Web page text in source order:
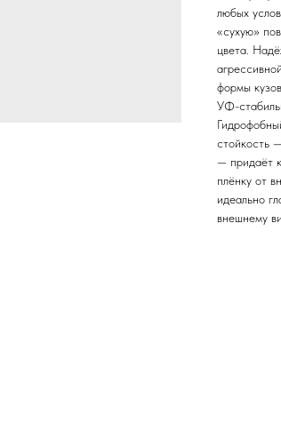
любых
«сухую»
цвета.
формы
УФ-
стойкость
— придаёт
плёнку от
идеально
внешнему